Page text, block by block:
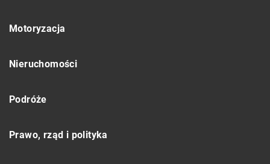
Motoryzacja
Nieruchomości
Podróże
Prawo, rząd i polityka